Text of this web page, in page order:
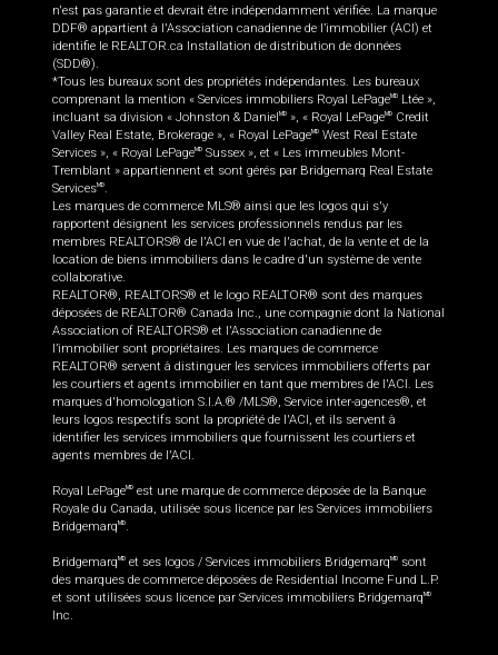
n'est pas garantie et devrait être indépendamment vérifiée. La marque
DDF® appartient à l'Association canadienne de l’immobilier (ACI) et
identifie le REALTOR.ca Installation de distribution de données
(SDD®).
*Tous les bureaux sont des propriétés indépendantes. Les bureaux
comprenant la mention « Services immobiliers Royal LePageMD
Ltée »,
incluant sa division « Johnston & DanielMD », « Royal LePageMD
Credit
Valley Real Estate, Brokerage », « Royal LePageMD West Real Estate
Services », « Royal LePageMD Sussex », et « Les immeubles Mont-
Tremblant » appartiennent et sont gérés par Bridgemarq Real Estate
ServicesMD
Les marques de commerce MLS® ainsi que les logos qui s'y
rapportent désignent les services professionnels rendus par les
membres REALTORS® de l'ACI en vue de l'achat, de la vente et de la
location de biens immobiliers dans le cadre d'un système de vente
collaborative.
REALTOR®, REALTORS® et le logo REALTOR® sont des marques
déposées de REALTOR® Canada Inc., une compagnie dont la National
Association of REALTORS® et l'Association canadienne de
l’immobilier sont propriétaires. Les marques de commerce
REALTOR® servent à distinguer les services immobiliers offerts par
les courtiers et agents immobilier en tant que membres de l'ACI. Les
marques d'homologation S.I.A.® /MLS®, Service inter-agences®, et
leurs logos respectifs sont la propriété de l'ACI, et ils servent à
identifier les services immobiliers que fournissent les courtiers et
agents membres de l'ACI.
Royal LePageMD est une marque de commerce déposée de la Banque
Royale du Canada, utilisée sous licence par les Services immobiliers
BridgemarqMD
BridgemarqMD et ses logos / Services immobiliers BridgemarqMD
sont
des marques de commerce déposées de Residential Income Fund L.P.
et sont utilisées sous licence par Services immobiliers BridgemarqMD
Inc.